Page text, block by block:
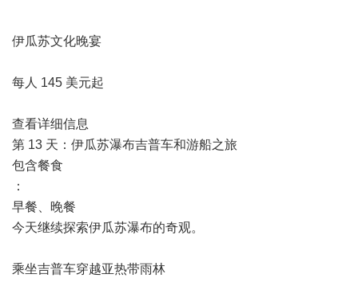
伊瓜苏文化晚宴
每人 145 美元起
查看详细信息
第 13 天：伊瓜苏瀑布吉普车和游船之旅
包含餐食
：
早餐、晚餐
今天继续探索伊瓜苏瀑布的奇观。
乘坐吉普车穿越亚热带雨林